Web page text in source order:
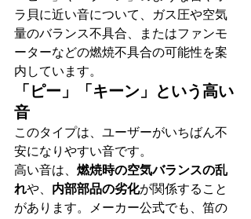
ラ貝に近い音について、ガス圧や空気
量のバランス不具合、またはファンモ
ーターなどの燃焼不具合の可能性を案
内しています。
「ピー」「キーン」という高い
音
このタイプは、ユーザーがいちばん不
安になりやすい音です。
高い音は、 燃焼時の空気バランスの乱
れや、 内部部品の劣化が関係すること
があります。メーカー公式でも、笛の